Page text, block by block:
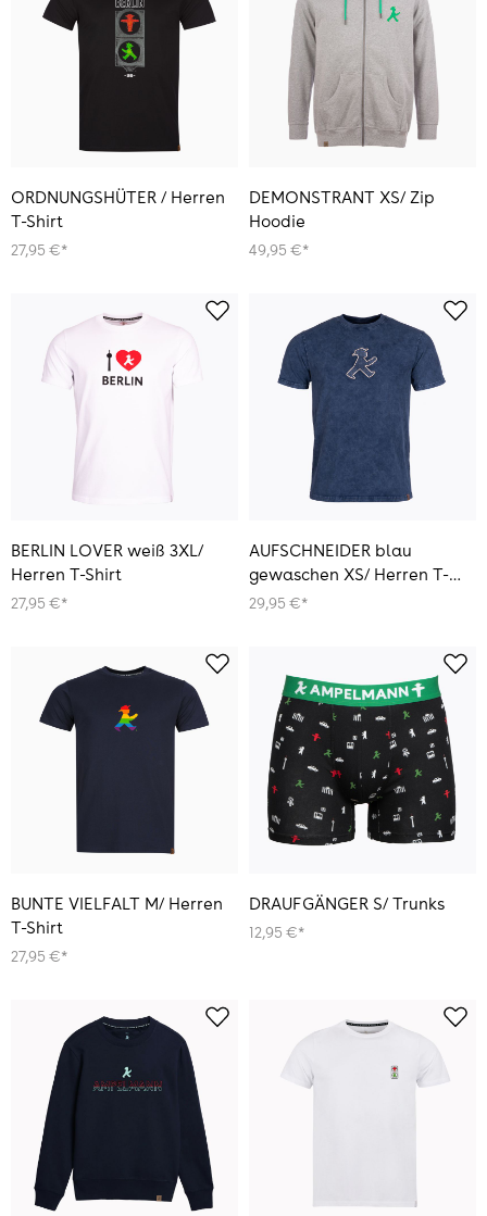
ORDNUNGSHÜTER / Herren
T-Shirt
27,95 €*
DEMONSTRANT XS/ Zip
Hoodie
49,95 €*
BERLIN LOVER weiß 3XL/
Herren T-Shirt
27,95 €*
AUFSCHNEIDER blau
gewaschen XS/ Herren T-
Shirt
29,95 €*
BUNTE VIELFALT M/ Herren
T-Shirt
27,95 €*
DRAUFGÄNGER S/ Trunks
12,95 €*